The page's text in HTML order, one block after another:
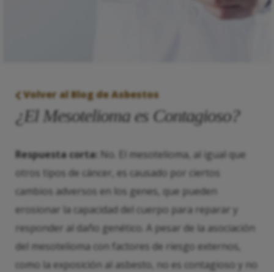
Volver al Blog de Asbestos
¿El Mesotelioma es Contagioso?
Respuesta corta: No. El mesotelioma, al igual que
otros tipos de cáncer, es causado por ciertos
cambios adversos en los genes, que pueden
erosionar la capacidad del cuerpo para reparar y
responder al daño genético. A pesar de la asociación
del mesotelioma con factores de riesgo externos,
como la exposición al asbesto, no es contagioso y no